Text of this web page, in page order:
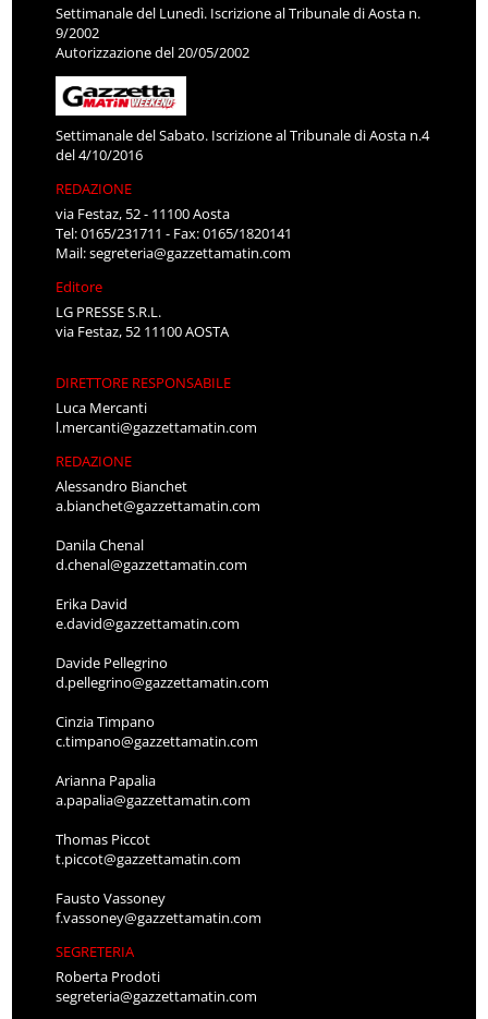
Settimanale del Lunedì. Iscrizione al Tribunale di Aosta n.
9/2002
Autorizzazione del 20/05/2002
Settimanale del Sabato. Iscrizione al Tribunale di Aosta n.4
del 4/10/2016
REDAZIONE
via Festaz, 52 - 11100 Aosta
Tel: 0165/231711 - Fax: 0165/1820141
Mail:segreteria@gazzettamatin.com
Editore
LG PRESSE S.R.L.
via Festaz, 52 11100 AOSTA
DIRETTORE RESPONSABILE
Luca Mercanti
l.mercanti@gazzettamatin.com
REDAZIONE
Alessandro Bianchet
a.bianchet@gazzettamatin.com
Danila Chenal
d.chenal@gazzettamatin.com
Erika David
e.david@gazzettamatin.com
Davide Pellegrino
d.pellegrino@gazzettamatin.com
Cinzia Timpano
c.timpano@gazzettamatin.com
Arianna Papalia
a.papalia@gazzettamatin.com
Thomas Piccot
t.piccot@gazzettamatin.com
Fausto Vassoney
f.vassoney@gazzettamatin.com
SEGRETERIA
Roberta Prodoti
segreteria@gazzettamatin.com